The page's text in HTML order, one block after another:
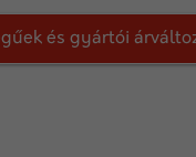
és gyártói